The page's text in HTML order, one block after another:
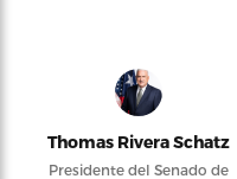
Thomas Rivera Schatz
Presidente del Senado de